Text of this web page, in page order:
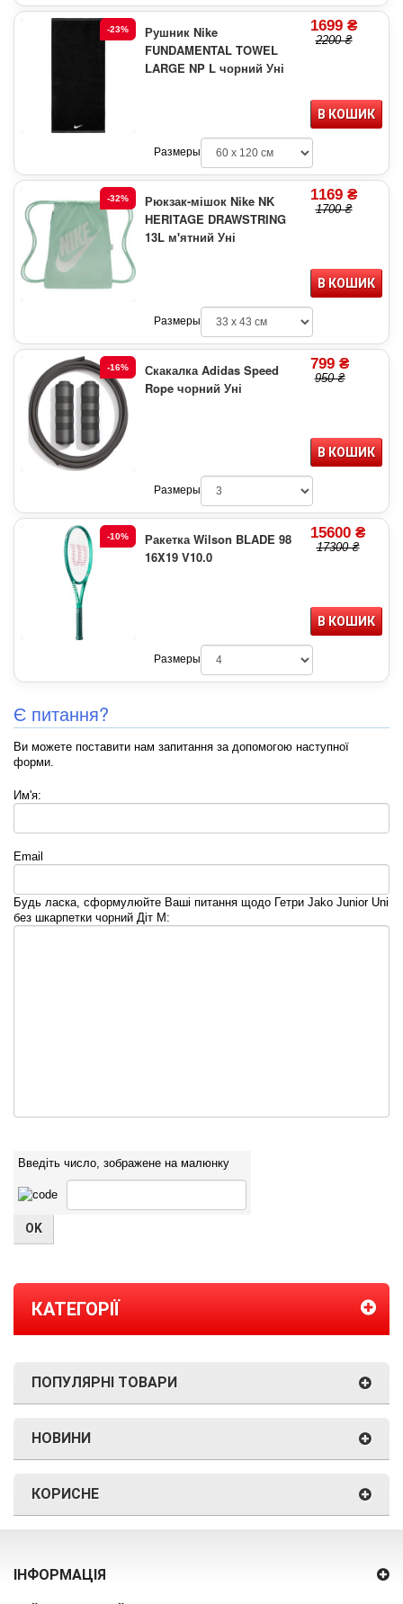
-23%
Рушник Nike
FUNDAMENTAL TOWEL
LARGE NP L чорний Уні
1699 ₴
2200 ₴
В КОШИК
Размеры
-32%
Рюкзак-мішок Nike NK
HERITAGE DRAWSTRING
13L м'ятний Уні
1169 ₴
1700 ₴
В КОШИК
Размеры
-16%
Скакалка Adidas Speed
Rope чорний Уні
799 ₴
950 ₴
В КОШИК
Размеры
-10%
Ракетка Wilson BLADE 98
16X19 V10.0
15600 ₴
17300 ₴
В КОШИК
Размеры
Є питання?
Ви можете поставити нам запитання за допомогою наступної
форми.
Им'я:
Email
Будь ласка, сформулюйте Ваші питання щодо Гетри Jako Junior Uni
без шкарпетки чорний Діт M:
Введіть число, зображене на малюнку
КАТЕГОРІЇ
ПОПУЛЯРНІ ТОВАРИ
НОВИНИ
КОРИСНЕ
ІНФОРМАЦІЯ